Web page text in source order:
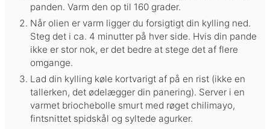
panden. Varm den op til 160 grader.
Når olien er varm ligger du forsigtigt din kylling ned.
Steg det i ca. 4 minutter på hver side. Hvis din pande
ikke er stor nok, er det bedre at stege det af flere
omgange.
Lad din kylling køle kortvarigt af på en rist (ikke en
tallerken, det ødelægger din panering). Server i en
varmet briochebolle smurt med røget chilimayo,
fintsnittet spidskål og syltede agurker.